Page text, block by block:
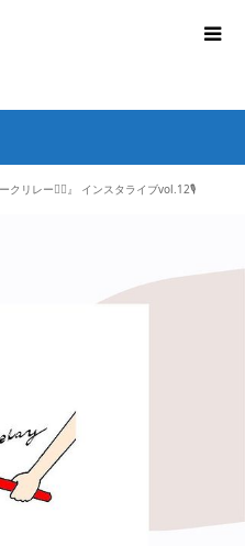
クリレー🏃‍♀️』 インスタライブvol.12🎙